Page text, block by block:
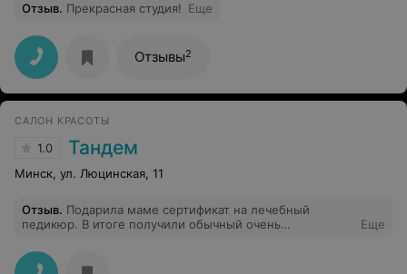
Отзыв. Прекрасная студия! Еще
Отзывы2
САЛОН КРАСОТЫ
1.0 Тандем
Минск, ул. Люцинская, 11
Отзыв. Подарила маме сертификат на лечебный
педикюр. В итоге получили обычный очень
время.
Еще